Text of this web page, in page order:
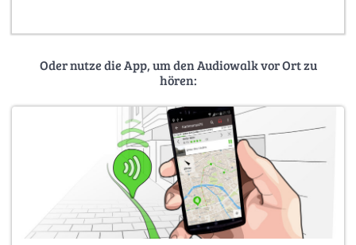
Oder nutze die App, um den Audiowalk vor Ort zu
hören: